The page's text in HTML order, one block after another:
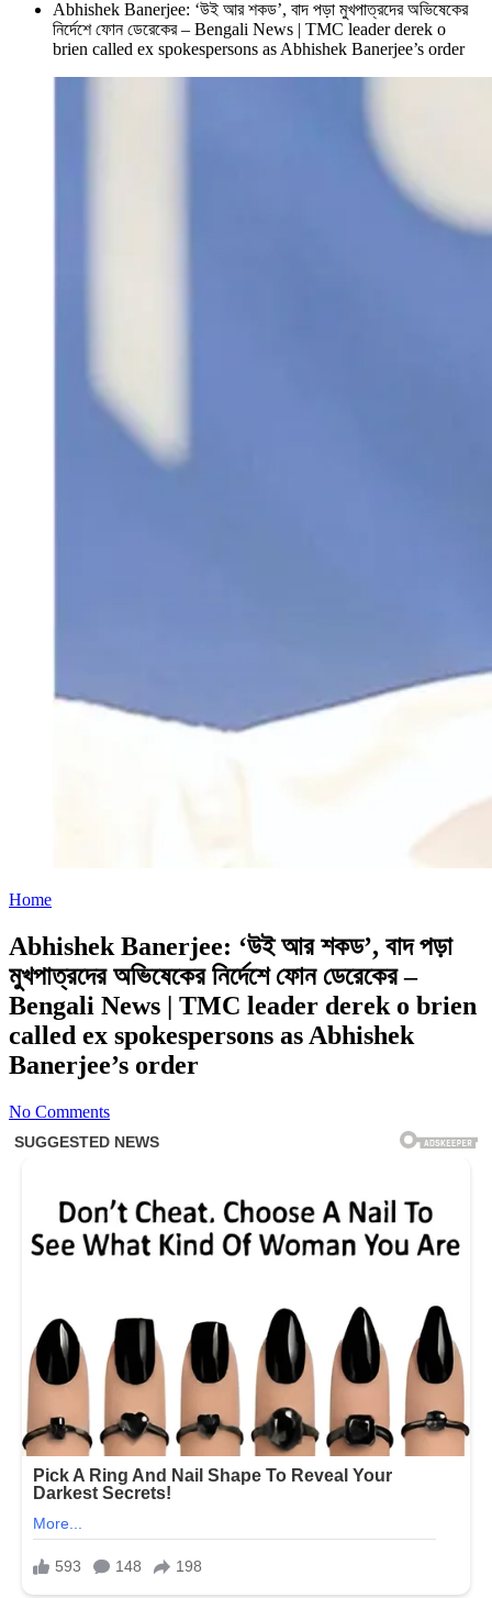
Abhishek Banerjee: ‘উই আর শকড’, বাদ পড়া মুখপাত্রদের অভিষেকের
নির্দেশে ফোন ডেরেকের – Bengali News | TMC leader derek o
brien called ex spokespersons as Abhishek Banerjee’s order
Home
Abhishek Banerjee: ‘উই আর শকড’, বাদ পড়া
মুখপাত্রদের অভিষেকের নির্দেশে ফোন ডেরেকের –
Bengali News | TMC leader derek o brien
called ex spokespersons as Abhishek
Banerjee’s order
No Comments